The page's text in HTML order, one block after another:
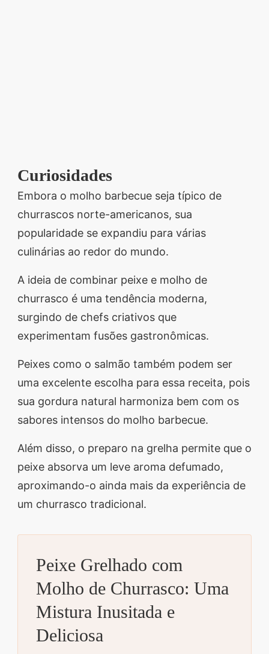
Curiosidades
Embora o molho barbecue seja típico de
churrascos norte-americanos, sua
popularidade se expandiu para várias
culinárias ao redor do mundo.
A ideia de combinar peixe e molho de
churrasco é uma tendência moderna,
surgindo de chefs criativos que
experimentam fusões gastronômicas.
Peixes como o salmão também podem ser
uma excelente escolha para essa receita, pois
sua gordura natural harmoniza bem com os
sabores intensos do molho barbecue.
Além disso, o preparo na grelha permite que o
peixe absorva um leve aroma defumado,
aproximando-o ainda mais da experiência de
um churrasco tradicional.
Peixe Grelhado com
Molho de Churrasco: Uma
Mistura Inusitada e
Deliciosa